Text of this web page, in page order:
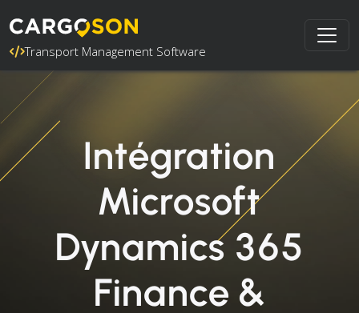
Transport Management Software
Intégration
Microsoft
Dynamics 365
Finance &